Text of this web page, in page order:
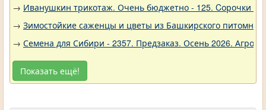
→ Иванушкин трикотаж. Очень бюджетно - 125. Cорочки
→ Зимостойкие саженцы и цветы из Башкирского
→ Семена для Сибири - 2357. Предзаказ. Осень 2026.
Показать ещё!